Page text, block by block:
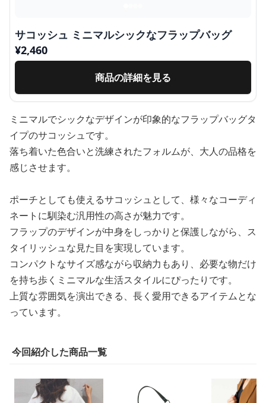
サコッシュ ミニマルシックなフラップバッグ
¥2,460
商品の詳細を見る
ミニマルでシックなデザインが印象的なフラップバッグタ
イプのサコッシュです。
落ち着いた色合いと洗練されたフォルムが、大人の品格を
感じさせます。
ポーチとしても使えるサコッシュとして、様々なコーディ
ネートに馴染む汎用性の高さが魅力です。
フラップのデザインが中身をしっかりと保護しながら、ス
タイリッシュな見た目を実現しています。
コンパクトなサイズ感ながら収納力もあり、必要な物だけ
を持ち歩くミニマルな生活スタイルにぴったりです。
上質な雰囲気を演出できる、長く愛用できるアイテムとな
っています。
今回紹介した商品一覧